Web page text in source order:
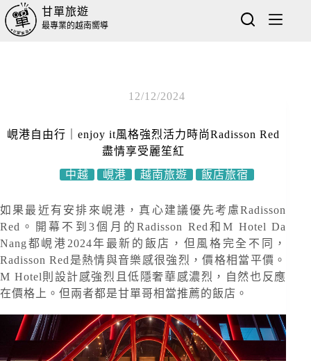
甘單旅遊
最專業的越南嚮導
12/12/2024
峴港自由行｜enjoy it風格強烈活力時尚Radisson Red
盡情享受麗笙紅
中越
峴港 越南旅遊 飯店旅宿
如果最近有安排來峴港，真心建議優先考慮Radisson
Red。開幕不到3個月的Radisson Red和M Hotel Da
Nang都峴港2024年最新的飯店，但風格完全不同，
Radisson Red是熱情與音樂感很強烈，價格相當平價。
M Hotel則設計感強烈且低隱奢華感濃烈，自然也反應
在價格上。但兩者都是甘單哥相當推薦的飯店。